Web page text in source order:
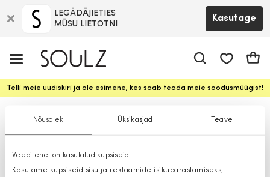
Nõusolek Üksikasjad Teave
Veebilehel on kasutatud küpsiseid.
Kasutame küpsiseid sisu ja reklaamide isikupärastamiseks,
LEGĀDĀJIETIES
MŪSU LIETOTNI
Kasutage
Telli meie uudiskiri ja ole esimene, kes saab teada meie soodusmüügist!
Püksid